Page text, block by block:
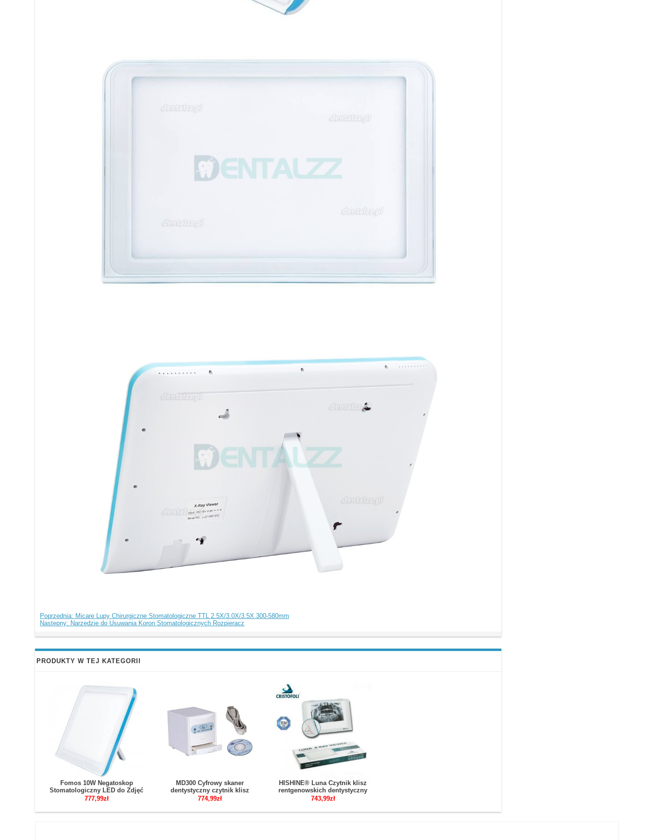
Poprzednia: Micare Lupy Chirurgiczne Stomatologiczne TTL 2.5X/3.0X/3.5X 300-580mm
Następny: Narzędzie do Usuwania Koron Stomatologicznych Rozpieracz
PRODUKTY W TEJ KATEGORII
Fomos 10W Negatoskop
Stomatologiczny LED do Zdjęć
RTG 30×20 cm
777,99zł
MD300 Cyfrowy skaner
dentystyczny czytnik klisz
rentgenowskich USB
774,99zł
HISHINE® Luna Czytnik klisz
rentgenowskich dentystyczny
743,99zł